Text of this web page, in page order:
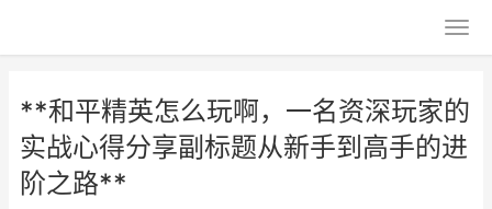
**和平精英怎么玩啊，一名资深玩家的
实战心得分享副标题从新手到高手的进
阶之路**